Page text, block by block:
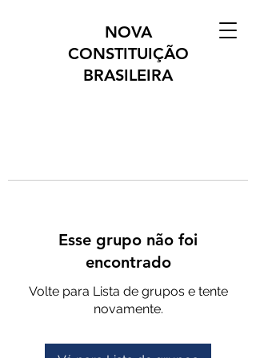
NOVA
CONSTITUIÇÃO
BRASILEIRA
Esse grupo não foi
encontrado
Volte para Lista de grupos e tente
novamente.